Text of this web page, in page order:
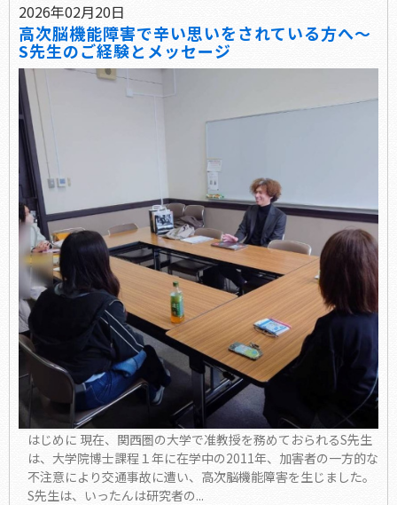
2026年02月20日
高次脳機能障害で辛い思いをされている方へ～
S先生のご経験とメッセージ
はじめに 現在、関西圏の大学で准教授を務めておられるS先生
は、大学院博士課程１年に在学中の2011年、加害者の一方的な
不注意により交通事故に遭い、高次脳機能障害を生じました。
S先生は、いったんは研究者の...